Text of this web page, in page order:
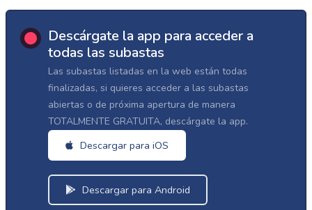
Descárgate la app para acceder a
todas las subastas
Las subastas listadas en la web están todas
finalizadas, si quieres acceder a las subastas
abiertas o de próxima apertura de manera
TOTALMENTE GRATUITA, descárgate la app.
Descargar para iOS
Descargar para Android